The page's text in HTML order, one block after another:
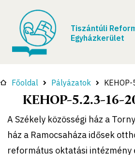
Tiszántúli
Egyházkerület
Főoldal Pályázatok
KEHOP-5.2.3-16-
A Székely közösségi ház a
ház a Ramocsaháza idősek
református oktatási intézmény